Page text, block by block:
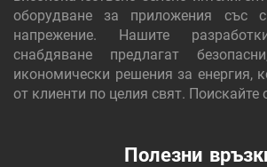
оборудване за приложения със
напрежение. Нашите
снабдяване предлагат
икономически решения за енергия,
от клиенти по целия свят. Поискайте
Полезни